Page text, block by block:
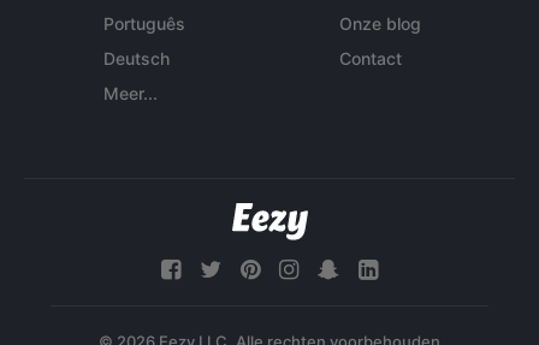
Português
Deutsch
Meer...
Onze blog
Contact